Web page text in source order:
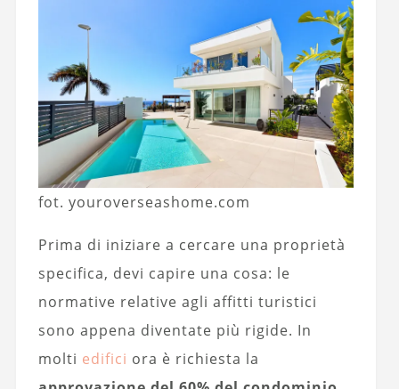
fot. youroverseashome.com
Prima di iniziare a cercare una proprietà
specifica, devi capire una cosa: le
normative relative agli affitti turistici
sono appena diventate più rigide. In
molti edifici ora è richiesta la